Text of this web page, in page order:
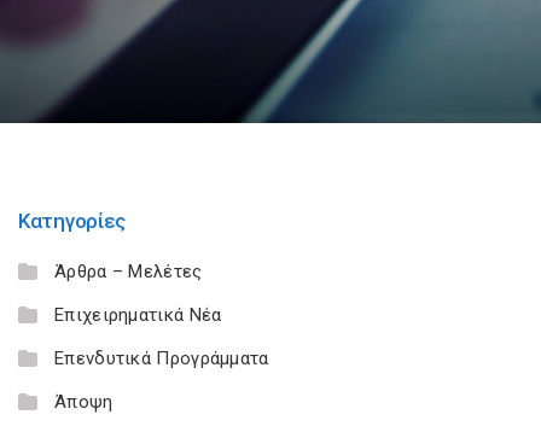
Κατηγορίες
Άρθρα – Μελέτες
Επιχειρηματικά Νέα
Επενδυτικά Προγράμματα
Άποψη